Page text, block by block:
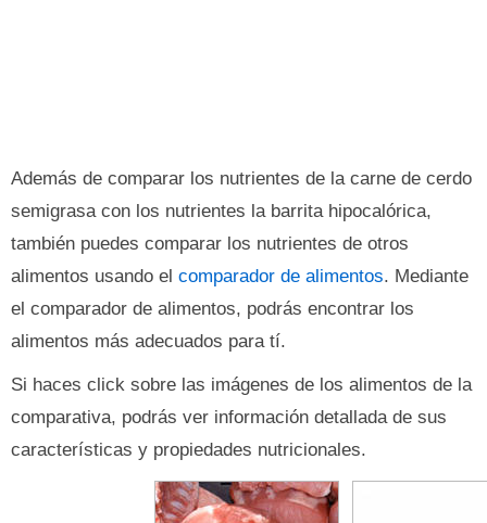
Además de comparar los nutrientes de la carne de cerdo
semigrasa con los nutrientes la barrita hipocalórica,
también puedes comparar los nutrientes de otros
alimentos usando el comparador de alimentos. Mediante
el comparador de alimentos, podrás encontrar los
alimentos más adecuados para tí.
Si haces click sobre las imágenes de los alimentos de la
comparativa, podrás ver información detallada de sus
características y propiedades nutricionales.